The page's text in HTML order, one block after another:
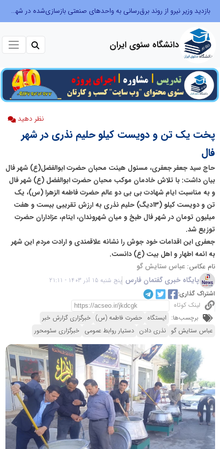
بازدید وزیر نیرو از روند برق‌رسانی به واحدهای صنعتی بازسازی‌شده در شهرک صنعتی شمس‌آباد
دانشگاه سئوی ایران
نظر دهید
پخت یک تن و دویست کیلو حلیم نذری در شهر
فال
حاج سید جعفر جعفری، مسئول هیئت محبان حضرت ابوالفضل(ع) شهر فال
بیان داشت: با تلاش خادمان موکب محبان حضرت ابوالفضل (ع) شهر فال
و به مناسبت ایام شهادت بی بی دو عالم حضرت فاطمه الزهرا (س)، یک
تن و دویست کیلو (۱۳دیگ) حلیم نذری به ارزش تقریبی بیست و هفت
میلیون تومان در شهر فال طبخ و میان شهروندان، ایتام، عزاداران حضرت
توزیع شد.
جعفری این اقدامات خود جوش را نشانه علاقمندی و ارادت مردم این شهر
به ائمه اطهار و اهل بیت (ع) دانست.
نام عکاس:عباس ستایش گو
پایگاه خبری گفتمان فارس پنج شنبه 15 آذر 1403 - 21:11
اشتراک گذاری:
لینک کوتاه
برچسب‌ها: ایستگاه حضرت فاطمه (س) خبرگزاری گزارش خبر
عباس ستایش گو نذری دادن دستیار روابط عمومی خبرگزاری سئومحور